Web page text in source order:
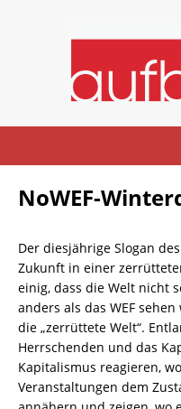
NoWEF-
Der diesjährige Slogan
Zukunft in einer
einig, dass die Welt nicht
anders als das WEF
die „zerrüttete Welt“.
Herrschenden und das
Kapitalismus reagieren,
Veranstaltungen dem